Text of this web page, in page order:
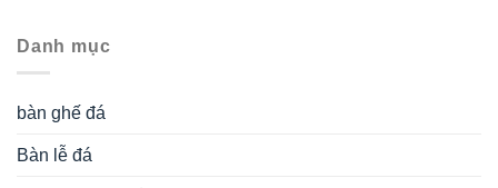
Danh mục
bàn ghế đá
Bàn lễ đá